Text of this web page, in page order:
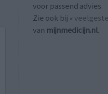
voor passend advies.
Zie ook bij «
van mijnmedicijn.nl.